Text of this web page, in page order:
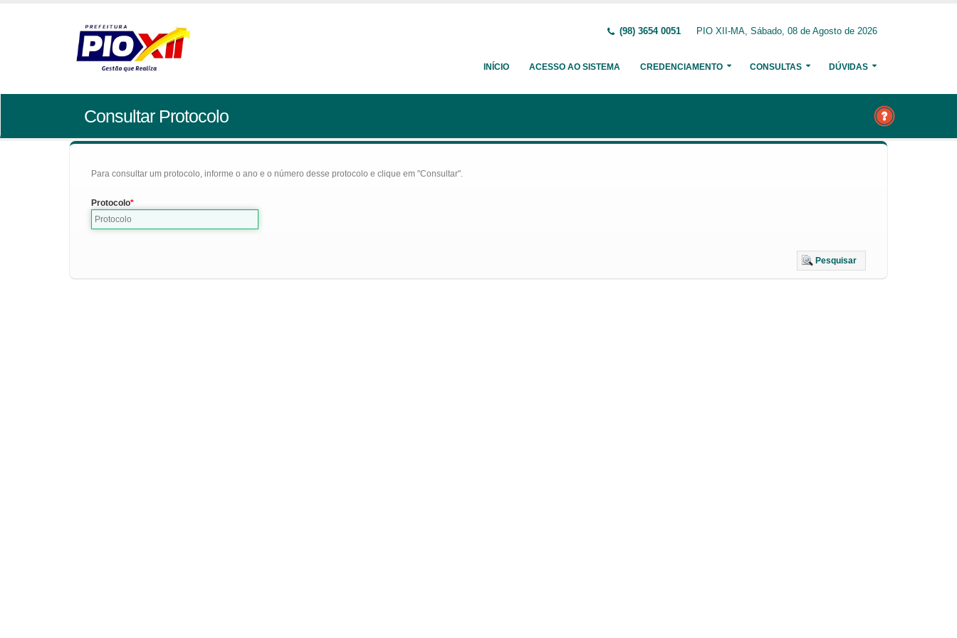
(98) 3654 0051 PIO XII-MA, Sábado, 08 de Agosto de 2026
INÍCIO ACESSO AO SISTEMA CREDENCIAMENTO CONSULTAS DÚVIDAS
Consultar Protocolo
Para consultar um protocolo, informe o ano e o número desse protocolo e clique em "Consultar".
Protocolo
Pesquisar